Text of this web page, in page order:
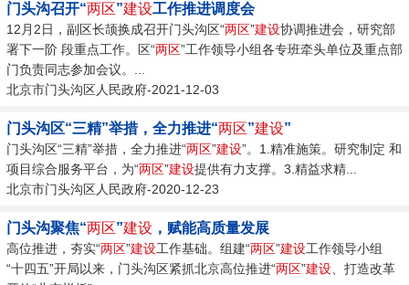
门头沟召开“两区”建设工作推进调度会
12月2日，副区长颉换成召开门头沟区“两区”建设协调推进会，研究部
署下一阶 段重点工作。区“两区”工作领导小组各专班牵头单位及重点部
门负责同志参加会议。...
北京市门头沟区人民政府-2021-12-03
门头沟区“三精”举措，全力推进“两区”建设”
门头沟区“三精”举措，全力推进“两区”建设”。1.精准施策。研究制定 和
项目综合服务平台，为“两区”建设提供有力支撑。3.精益求精...
北京市门头沟区人民政府-2020-12-23
门头沟聚焦“两区”建设 ，赋能高质量发展
高位推进，夯实“两区”建设工作基础。组建“两区”建设工作领导小组
“十四五”开局以来，门头沟区紧抓北京高位推进“两区”建设、打造改革